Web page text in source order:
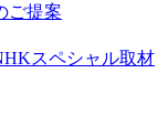
ご提案
スペシャル取材